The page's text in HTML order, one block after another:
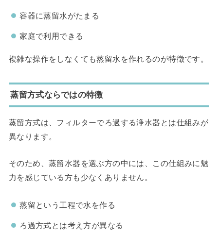
容器に蒸留水がたまる
家庭で利用できる
複雑な操作をしなくても蒸留水を作れるのが特徴です。
蒸留方式ならではの特徴
蒸留方式は、フィルターでろ過する浄水器とは仕組みが
異なります。
そのため、蒸留水器を選ぶ方の中には、この仕組みに魅
力を感じている方も少なくありません。
蒸留という工程で水を作る
ろ過方式とは考え方が異なる